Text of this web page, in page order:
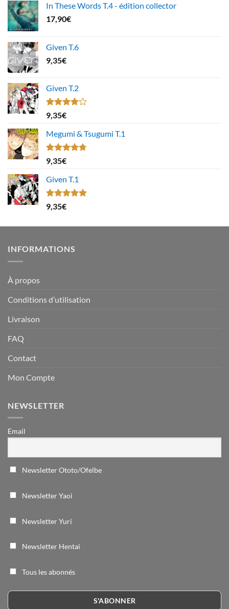
In These Words T.4 - édition collector
17,90€
Given T.6
9,35€
Given T.2
Note
4.00
5
9,35€
Megumi & Tsugumi T.1
Note4.67
sur 5
9,35€
Given T.1
Note5.00
sur 5
9,35€
INFORMATIONS
À propos
Conditions d’utilisation
Livraison
FAQ
Contact
Mon Compte
NEWSLETTER
Email
Newsletter Ototo/Ofelbe
Newsletter Yaoi
Newsletter Yuri
Newsletter Hentai
Tous les abonnés